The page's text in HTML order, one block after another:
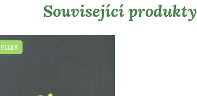
Související produkty